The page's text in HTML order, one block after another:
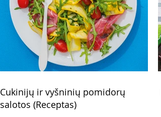
Cukinijų ir vyšninių pomidorų
salotos (Receptas)